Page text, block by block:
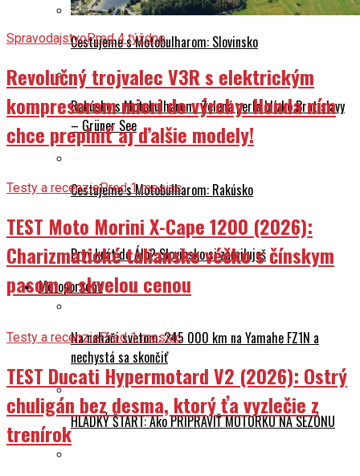
Cestujeme s Motobulharom: Slovinsko
Rakúsko s Motobulharom: Zelená perla blízko Bratislavy
– Grüner See
Cestujeme s Motobulharom: Rakúsko
Prvý krát do Álp? Slovinsko si zamiluješ
Motoporadňa
Na naháči svetom: 245 000 km na Yamahe FZ1N a
nechystá sa skončiť
HLADKÝ ŠTART: Ako PRIPRAVIŤ MOTORKU NA SEZÓNU
SpravodajstvoPred 4 týždne
Revolučný trojvalec V3R s elektrickým
kompresorom mieri do výroby. Honda ním
chce preplniť aj ďalšie modely!
Testy a recenziePred 1 mesiac
TEST Moto Morini X-Cape 1200 (2026):
Charizmatické talianske véčko s čínskym
pasom a skvelou cenou
Testy a recenziePred 1 mesiac
TEST Ducati Hypermotard V2 (2026): Ostrý
chuligán bez desma, ktorý ťa vyzlečie z
trenírok